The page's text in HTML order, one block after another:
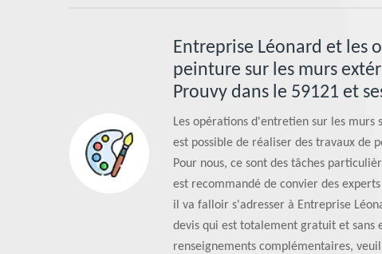
Entreprise Léonard et les
peinture sur les murs
Prouvy dans le 59121 et
Les opérations d'entretien sur les
est possible de réaliser des travaux de
Pour nous, ce sont des tâches
est recommandé de convier des
il va falloir s'adresser à Entreprise
devis qui est totalement gratuit et sans
renseignements complémentaires,